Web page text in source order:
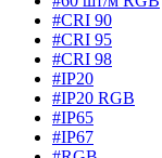
#CRI 90
#CRI 95
#CRI 98
#IP20
#IP20 RGB
#IP65
#IP67